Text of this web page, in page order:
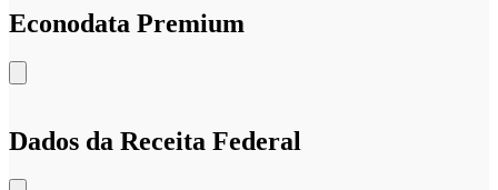
Econodata Premium
Dados da Receita Federal